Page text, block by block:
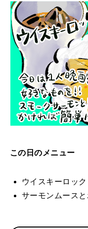
2025年
の
晩
酌
日
記
｜
D
A
1
この日のメニュー
ウイスキーロック
サーモンムース